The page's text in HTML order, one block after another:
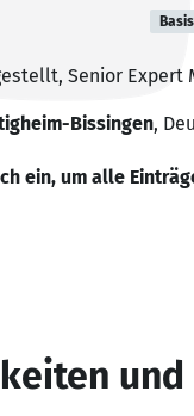
Blech Basis
Senior Expert
Bissingen,
ein, um alle